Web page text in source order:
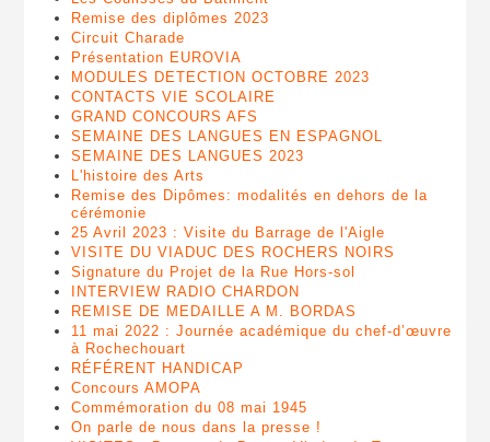
Remise des diplômes 2023
Circuit Charade
Présentation EUROVIA
MODULES DETECTION OCTOBRE 2023
CONTACTS VIE SCOLAIRE
GRAND CONCOURS AFS
SEMAINE DES LANGUES EN ESPAGNOL
SEMAINE DES LANGUES 2023
L'histoire des Arts
Remise des Dipômes: modalités en dehors de la
cérémonie
25 Avril 2023 : Visite du Barrage de l'Aigle
VISITE DU VIADUC DES ROCHERS NOIRS
Signature du Projet de la Rue Hors-sol
INTERVIEW RADIO CHARDON
REMISE DE MEDAILLE A M. BORDAS
11 mai 2022 : Journée académique du chef-d’œuvre
à Rochechouart
RÉFÉRENT HANDICAP
Concours AMOPA
Commémoration du 08 mai 1945
On parle de nous dans la presse !